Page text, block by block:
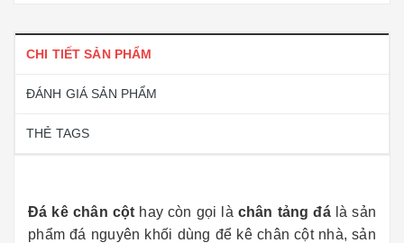
CHI TIẾT SẢN PHẨM
ĐÁNH GIÁ SẢN PHẨM
THẺ TAGS
Đá kê chân cột hay còn gọi là chân tảng đálà sản
phẩm đá nguyên khối dùng để kê chân cột nhà, sản